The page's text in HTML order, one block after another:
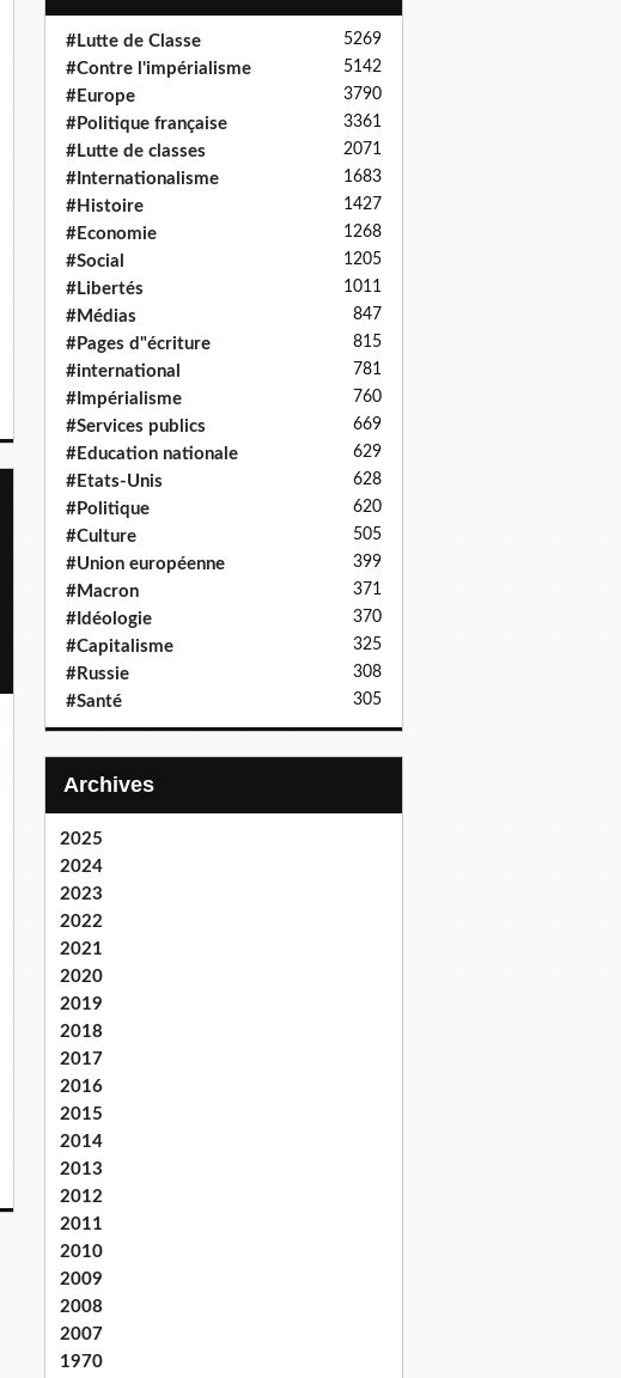
#Lutte de Classe 5269
#Contre l'impérialisme 5142
#Europe 3790
#Politique française 3361
#Lutte de classes 2071
#Internationalisme 1683
#Histoire 1427
#Economie 1268
#Social 1205
#Libertés 1011
#Médias 847
#Pages d"écriture 815
#international 781
#Impérialisme 760
#Services publics 669
#Education nationale 629
#Etats-Unis 628
#Politique 620
#Culture 505
#Union européenne 399
#Macron 371
#Idéologie 370
#Capitalisme 325
#Russie 308
#Santé 305
Archives
2025
2024
2023
2022
2021
2020
2019
2018
2017
2016
2015
2014
2013
2012
2011
2010
2009
2008
2007
1970